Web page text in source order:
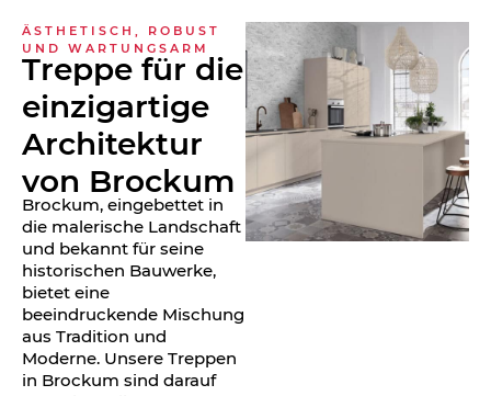
ÄSTHETISCH, ROBUST
UND WARTUNGSARM
Treppe für die
einzigartige
Architektur
von Brockum
Brockum, eingebettet in
die malerische Landschaft
und bekannt für seine
historischen Bauwerke,
bietet eine
beeindruckende Mischung
aus Tradition und
Moderne. Unsere Treppen
in Brockum sind darauf